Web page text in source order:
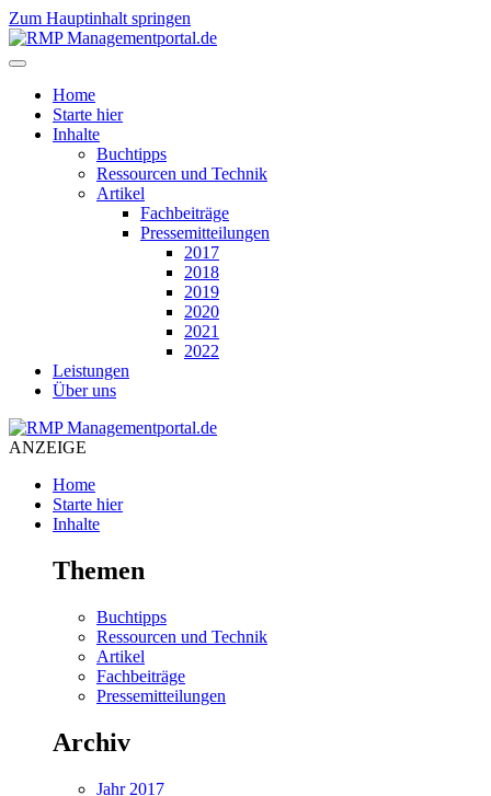
Zum Hauptinhalt springen
Home
Starte hier
Inhalte
Buchtipps
Ressourcen und Technik
Artikel
Fachbeiträge
Pressemitteilungen
2017
2018
2019
2020
2021
2022
Leistungen
Über uns
ANZEIGE
Home
Starte hier
Inhalte
Themen
Buchtipps
Ressourcen und Technik
Artikel
Fachbeiträge
Pressemitteilungen
Archiv
Jahr 2017